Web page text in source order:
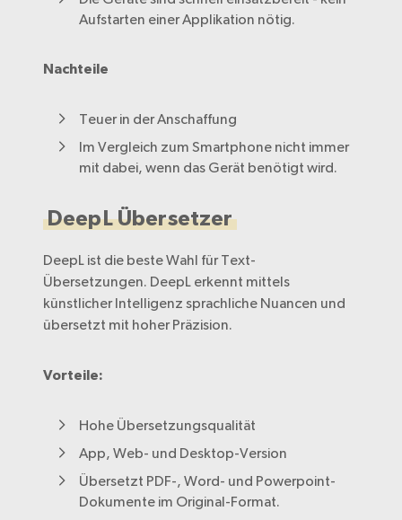
Aufstarten einer Applikation nötig.
Nachteile
Teuer in der Anschaffung
Im Vergleich zum Smartphone nicht immer
mit dabei, wenn das Gerät benötigt wird.
DeepL Übersetzer
DeepL ist die beste Wahl für Text-
Übersetzungen. DeepL erkennt mittels
künstlicher Intelligenz sprachliche Nuancen und
übersetzt mit hoher Präzision.
Vorteile:
Hohe Übersetzungsqualität
App, Web- und Desktop-Version
Übersetzt PDF-, Word- und Powerpoint-
Dokumente im Original-Format.